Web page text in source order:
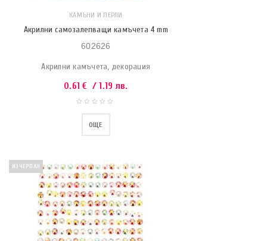
КАМЪНИ И ПЕРЛИ
Акрилни самозалепващи камъчета 4 mm
602626
Акрилни камъчета, декорация
0.61€ / 1.19 лв.
ОЩЕ
ИЗЧЕРПАН